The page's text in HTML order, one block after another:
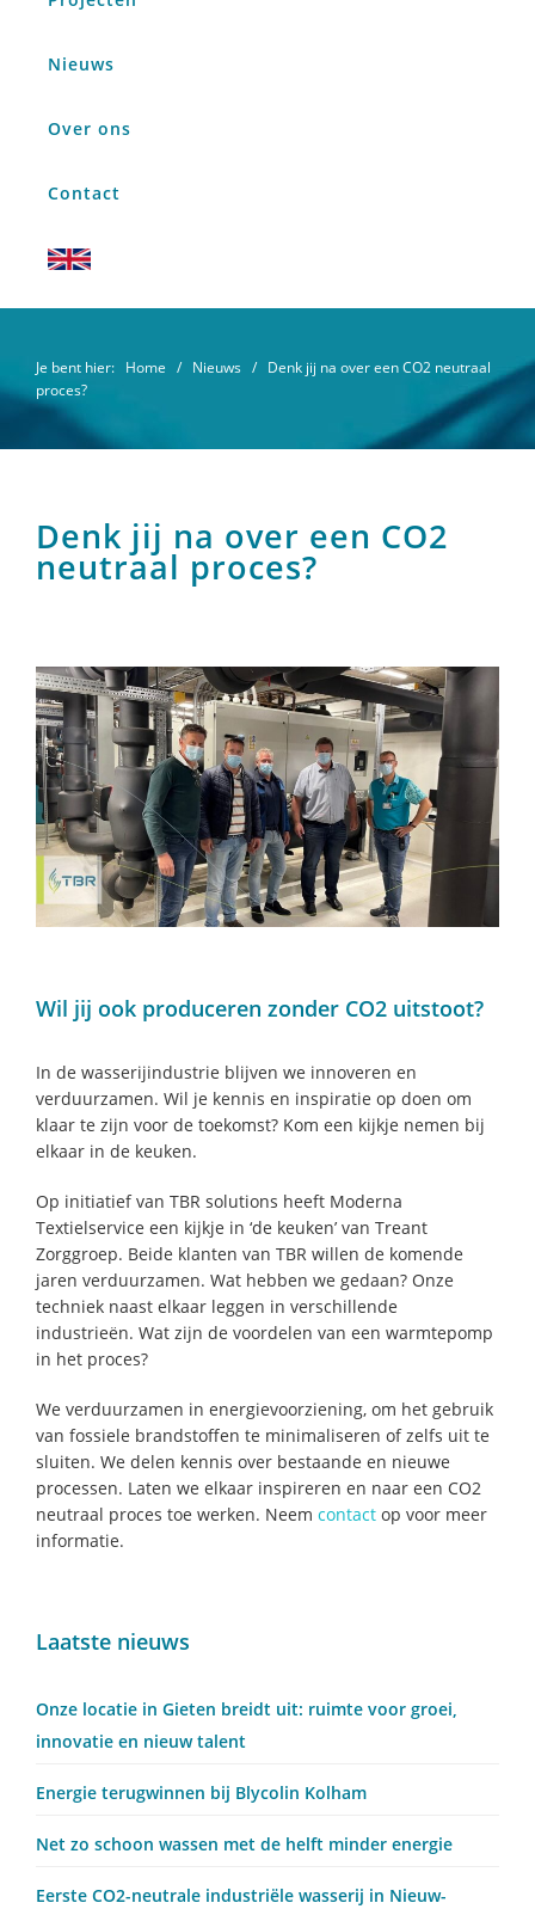
Nieuws
Over ons
Contact
Je bent hier: Home / Nieuws / Denk jij na over een CO2 neutraal
proces?
Denk jij na over een CO2
neutraal proces?
Wil jij ook produceren zonder CO2 uitstoot?
In de wasserijindustrie blijven we innoveren en
verduurzamen. Wil je kennis en inspiratie op doen om
klaar te zijn voor de toekomst? Kom een kijkje nemen bij
elkaar in de keuken.
Op initiatief van TBR solutions heeft Moderna
Textielservice een kijkje in ‘de keuken’ van Treant
Zorggroep. Beide klanten van TBR willen de komende
jaren verduurzamen. Wat hebben we gedaan? Onze
techniek naast elkaar leggen in verschillende
industrieën. Wat zijn de voordelen van een warmtepomp
in het proces?
We verduurzamen in energievoorziening, om het gebruik
van fossiele brandstoffen te minimaliseren of zelfs uit te
sluiten. We delen kennis over bestaande en nieuwe
processen. Laten we elkaar inspireren en naar een CO2
neutraal proces toe werken. Neem contact op voor meer
informatie.
Primary
Laatste nieuws
Onze locatie in Gieten breidt uit: ruimte voor groei,
innovatie en nieuw talent
Energie terugwinnen bij Blycolin Kolham
Net zo schoon wassen met de helft minder energie
Eerste CO2-neutrale industriële wasserij in Nieuw-